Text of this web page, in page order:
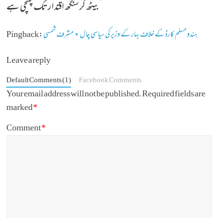
بیٹھ کر سنگھ اقتدار تک پہنچی ہے
Pingback:ہندو مسلم کارڈ کے خلاف بہار کے وزیر کی سیاسی چال ⋆ مشرف شمسی
Leave a reply
Default Comments (1) Facebook Comments
Your email address will not be published.Required fields are
marked*
Comment*